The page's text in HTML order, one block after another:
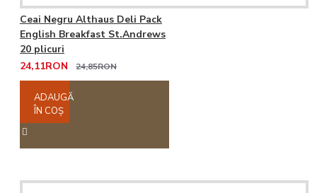
Ceai Negru Althaus Deli Pack
English Breakfast St.Andrews
20 plicuri
24,11RON
24,85RON
ADAUGĂ
ÎN COŞ